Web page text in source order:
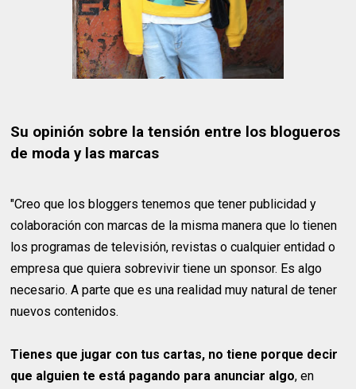
Su opinión sobre la tensión entre los blogueros
de moda y las marcas
"Creo que los bloggers tenemos que tener publicidad y
colaboración con marcas de la misma manera que lo tienen
los programas de televisión, revistas o cualquier entidad o
empresa que quiera sobrevivir tiene un sponsor. Es algo
necesario. A parte que es una realidad muy natural de tener
nuevos contenidos.
Tienes que jugar con tus cartas, no tiene porque decir
que alguien te está pagando para anunciar algo, en